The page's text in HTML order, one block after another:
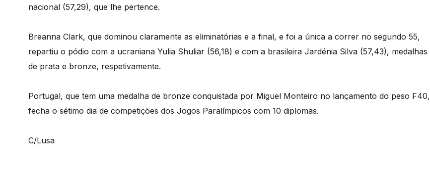
nacional (57,29), que lhe pertence.
Breanna Clark, que dominou claramente as eliminatórias e a final, e foi a única a correr no segundo 55,
repartiu o pódio com a ucraniana Yulia Shuliar (56,18) e com a brasileira Jardénia Silva (57,43), medalhas
de prata e bronze, respetivamente.
Portugal, que tem uma medalha de bronze conquistada por Miguel Monteiro no lançamento do peso F40,
fecha o sétimo dia de competições dos Jogos Paralímpicos com 10 diplomas.
C/Lusa